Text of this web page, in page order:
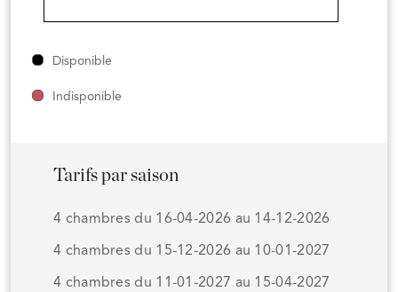
Disponible
Indisponible
Tarifs par saison
4 chambres du 16-04-2026 au 14-12-2026
4 chambres du 15-12-2026 au 10-01-2027
4 chambres du 11-01-2027 au 15-04-2027